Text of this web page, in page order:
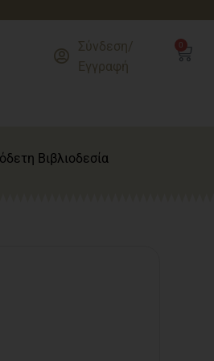
Σύνδεση/
Εγγραφή
0
Cart
Βιβλιοδεσία